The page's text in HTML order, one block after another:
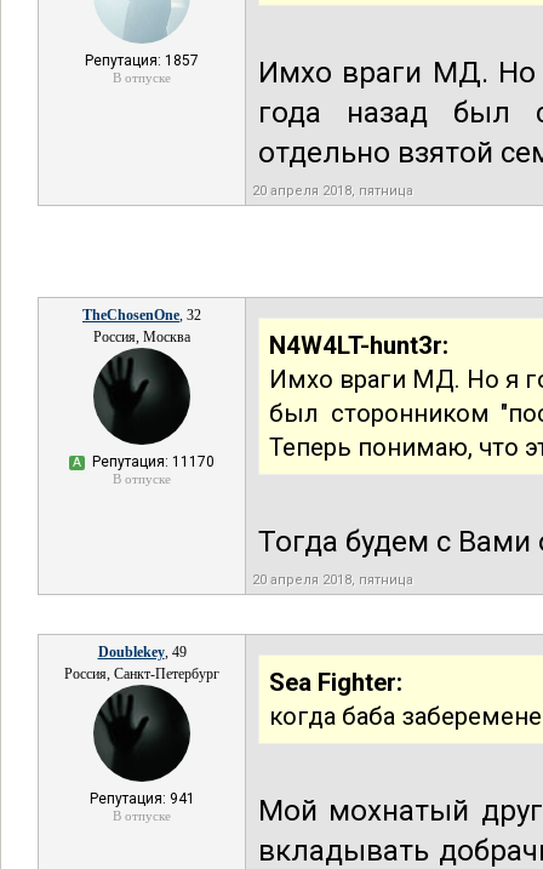
Репутация: 1857
В отпуске
Имхо враги МД. Но
года назад был
отдельно взятой
20 апреля 2018, пятница
TheChosenOne, 32
Россия, Москва
А Репутация: 11170
В отпуске
N4W4LT-hunt3r:
Имхо враги МД. Но я
был сторонником
Теперь понимаю, что
Тогда будем с
20 апреля 2018, пятница
Doublekey, 49
Россия, Санкт-Петербург
Репутация: 941
В отпуске
Sea Fighter:
когда баба
Мой мохнатый
вкладывать